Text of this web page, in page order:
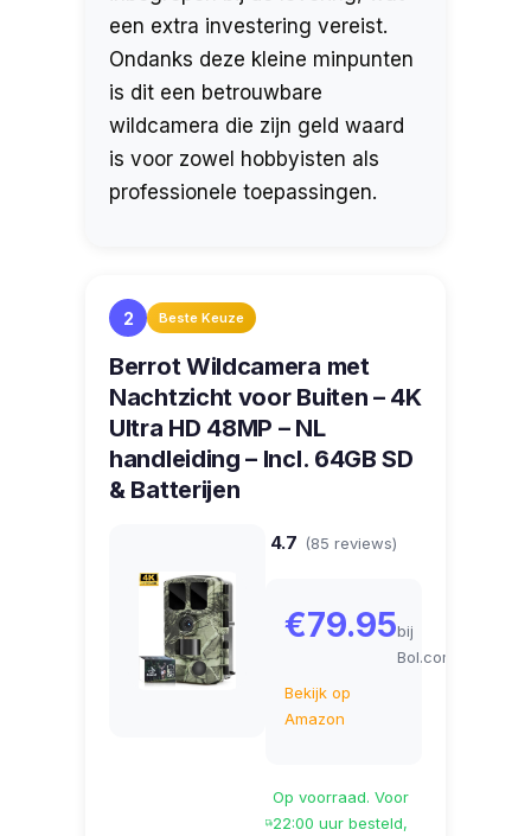
een extra investering vereist.
Ondanks deze kleine minpunten
is dit een betrouwbare
wildcamera die zijn geld waard
is voor zowel hobbyisten als
professionele toepassingen.
2 Beste Keuze
Berrot Wildcamera met
Nachtzicht voor Buiten – 4K
Ultra HD 48MP – NL
handleiding – Incl. 64GB SD
& Batterijen
4.7 (85 reviews)
€79.95bij
Bol.com
Bekijk op
Amazon
Op voorraad. Voor
22:00 uur besteld,